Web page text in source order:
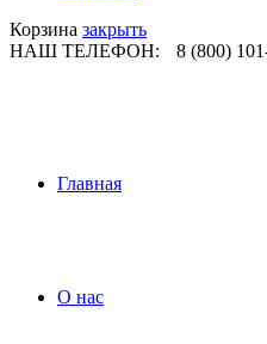
Корзина закрыть
НАШ ТЕЛЕФОН:
8 (800)
Главная
О нас